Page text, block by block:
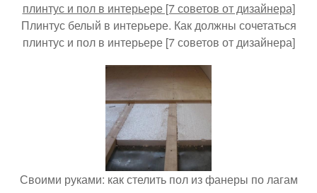
Плинтус белый в интерьере. Как должны сочетаться
плинтус и пол в интерьере [7 советов от дизайнера]
Своими руками: как стелить пол из фанеры по лагам